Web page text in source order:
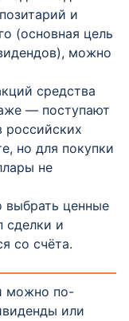
и
(основная цель
можно
средства
— поступают
российских
но для покупки
не
выбрать ценные
сделки и
со счёта.
можно по-
или